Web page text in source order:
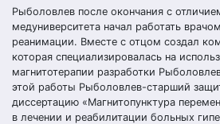
Рыболовлев после окончания с
медуниверситета начал работать
реанимации. Вместе с отцом создал
которая специализировалась на
магнитотерапии разработки
этой работы Рыболовлев-старший
диссертацию «Магнитопунктура
в лечении и реабилитации больных